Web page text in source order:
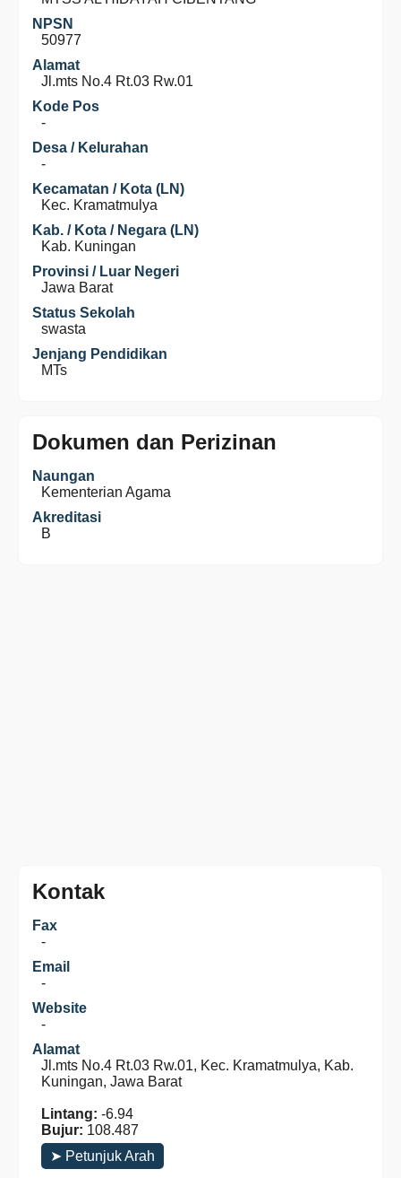
NPSN
50977
Alamat
Jl.mts No.4 Rt.03 Rw.01
Kode Pos
-
Desa / Kelurahan
-
Kecamatan / Kota (LN)
Kec. Kramatmulya
Kab. / Kota / Negara (LN)
Kab. Kuningan
Provinsi / Luar Negeri
Jawa Barat
Status Sekolah
swasta
Jenjang Pendidikan
MTs
Dokumen dan Perizinan
Naungan
Kementerian Agama
Akreditasi
B
Kontak
Fax
-
Email
-
Website
-
Alamat
Jl.mts No.4 Rt.03 Rw.01, Kec. Kramatmulya, Kab.
Kuningan, Jawa Barat
Lintang: -6.94
Bujur: 108.487
➤ Petunjuk Arah